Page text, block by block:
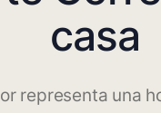
casa
representa una